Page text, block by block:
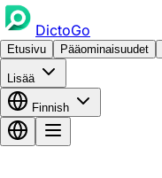
DictoGo
Etusivu Pääominaisuudet
Lisää
Finnish